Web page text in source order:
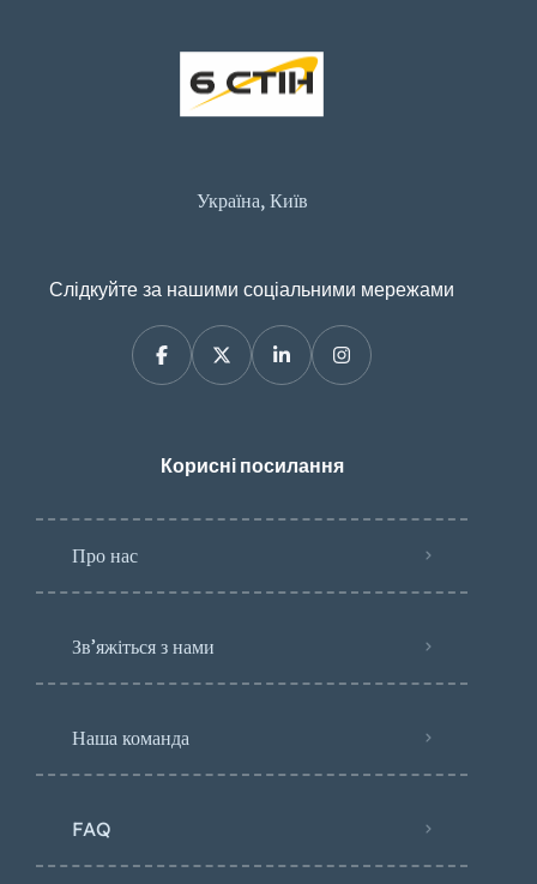
Україна, Київ
Слідкуйте за нашими соціальними мережами
Корисні посилання
Про нас
Зв’яжіться з нами
Наша команда
FAQ